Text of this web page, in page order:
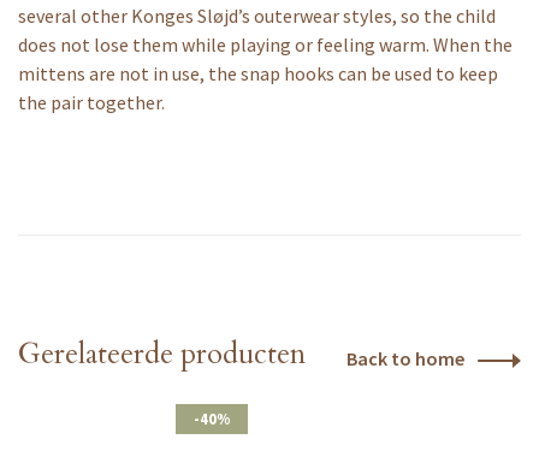
several other Konges Sløjd’s outerwear styles, so the child
does not lose them while playing or feeling warm. When the
mittens are not in use, the snap hooks can be used to keep
the pair together.
Gerelateerde producten Back to home
-40%